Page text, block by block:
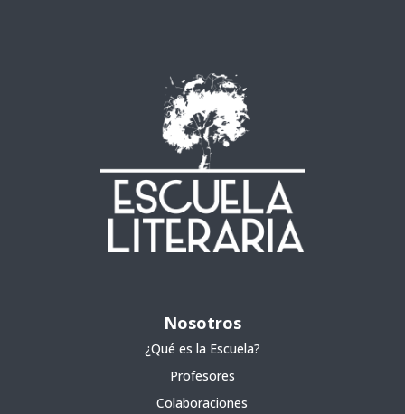
Nosotros
¿Qué es la Escuela?
Profesores
Colaboraciones